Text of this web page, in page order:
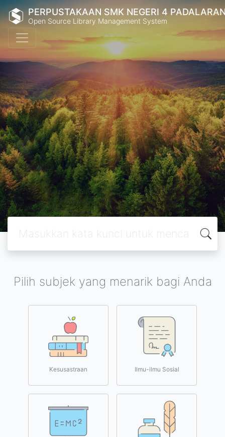
PERPUSTAKAAN SMK NEGERI 4
Open Source Library Management System
Pilih subjek yang menarik bagi Anda
Kesusastraan Ilmu-ilmu Sosial